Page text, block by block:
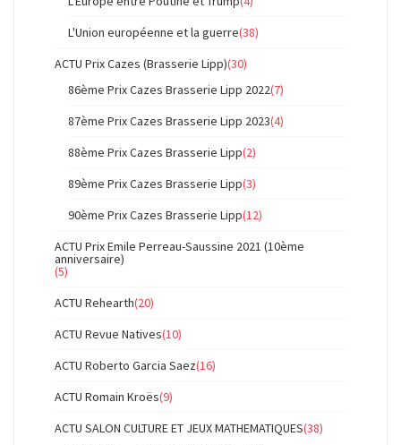
L'Union européenne et la guerre(38)
ACTU Prix Cazes (Brasserie Lipp)(30)
86ème Prix Cazes Brasserie Lipp 2022(7)
87ème Prix Cazes Brasserie Lipp 2023(4)
88ème Prix Cazes Brasserie Lipp(2)
89ème Prix Cazes Brasserie Lipp(3)
90ème Prix Cazes Brasserie Lipp(12)
ACTU Prix Emile Perreau-Saussine 2021 (10ème
anniversaire)
(5)
ACTU Rehearth(20)
ACTU Revue Natives(10)
ACTU Roberto Garcia Saez(16)
ACTU Romain Kroës(9)
ACTU SALON CULTURE ET JEUX MATHEMATIQUES(38)